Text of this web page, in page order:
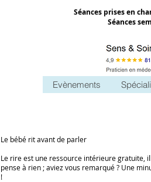
Séances prises en
Séances
Evènements
Le bébé rit avant de parler
Le rire est une ressource intérieure gratuite,
pense à rien ; aviez vous remarqué ? Une
!